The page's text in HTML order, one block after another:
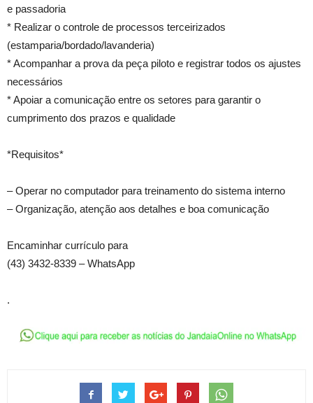
e passadoria
* Realizar o controle de processos terceirizados
(estamparia/bordado/lavanderia)
* Acompanhar a prova da peça piloto e registrar todos os ajustes
necessários
* Apoiar a comunicação entre os setores para garantir o
cumprimento dos prazos e qualidade
*Requisitos*
– Operar no computador para treinamento do sistema interno
– Organização, atenção aos detalhes e boa comunicação
Encaminhar currículo para
(43) 3432-8339 – WhatsApp
.